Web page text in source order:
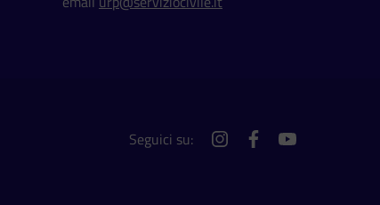
Seguici su: instagramfacebookyoutube